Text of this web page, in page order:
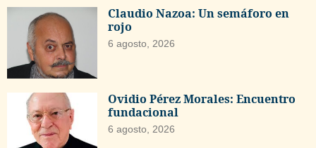
Claudio Nazoa: Un semáforo en
rojo
6 agosto, 2026
Ovidio Pérez Morales: Encuentro
fundacional
6 agosto, 2026